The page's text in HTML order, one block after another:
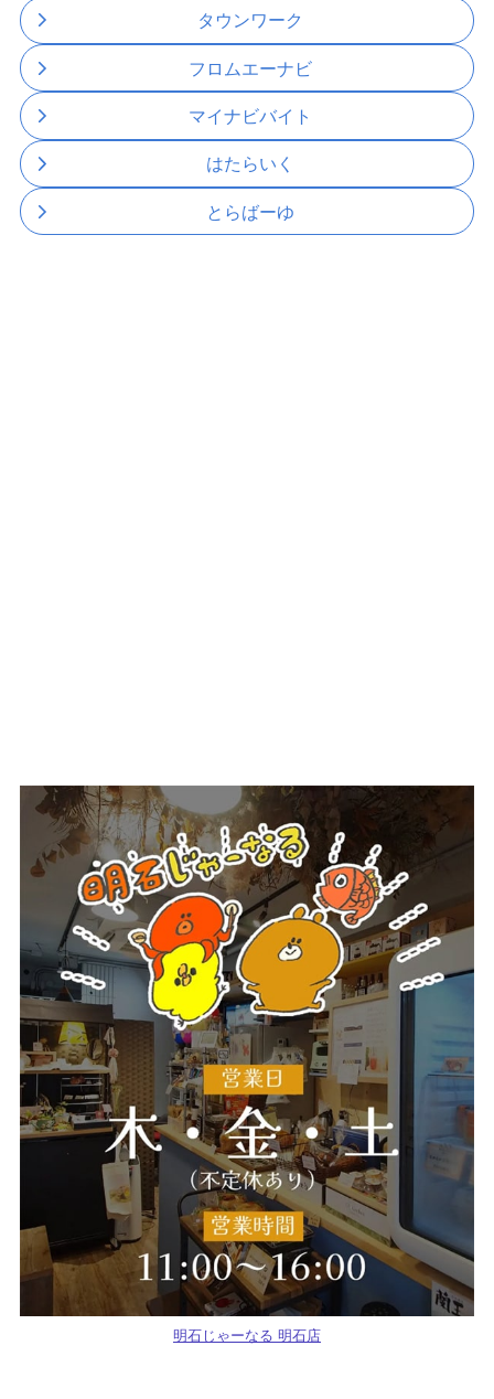
タウンワーク
フロムエーナビ
マイナビバイト
はたらいく
とらばーゆ
明石じゃーなる 明石店